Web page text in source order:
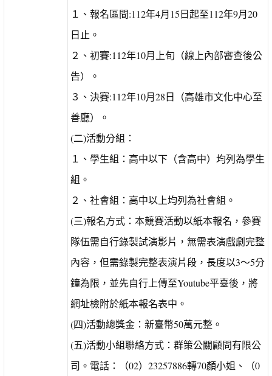
１、報名區間:112年4月15日起至112年9月20
日止。
２、初賽:112年10月上旬（線上內部審查後公
告）。
３、決賽:112年10月28日（高雄市文化中心至
善廳）。
(二)活動分組：
１、學生組：高中以下（含高中）均列為學生
組。
２、社會組：高中以上均列為社會組。
(三)報名方式：本競賽活動以紙本報名，參賽
隊伍需自行錄製試演影片，無需表演戲劇完整
內容，但需錄製完整表演片段，長度以3～5分
鐘為限，並先自行上傳至Youtube平臺後，將
網址檢附於紙本報名表中。
(四)活動總獎金：新臺幣50萬元整。
(五)活動小組聯絡方式：群策公關顧問有限公
司。電話：（02）23257886轉70顏小姐、（0